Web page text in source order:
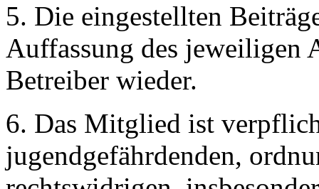
5. Die eingestellten
Auffassung des jeweiligen
Betreiber wieder.
6. Das Mitglied ist
jugendgefährdenden,